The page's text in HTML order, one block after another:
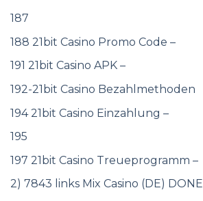
187
188 21bit Casino Promo Code –
191 21bit Casino APK –
192-21bit Casino Bezahlmethoden
194 21bit Casino Einzahlung –
195
197 21bit Casino Treueprogramm –
2) 7843 links Mix Casino (DE) DONE